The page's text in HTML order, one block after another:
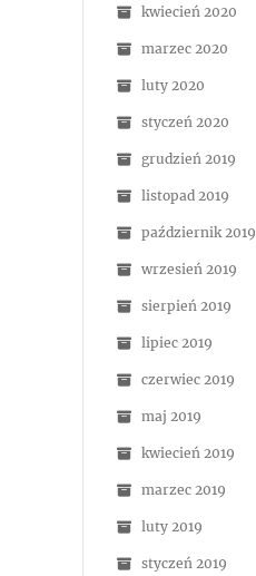
kwiecień 2020
marzec 2020
luty 2020
styczeń 2020
grudzień 2019
listopad 2019
październik 2019
wrzesień 2019
sierpień 2019
lipiec 2019
czerwiec 2019
maj 2019
kwiecień 2019
marzec 2019
luty 2019
styczeń 2019